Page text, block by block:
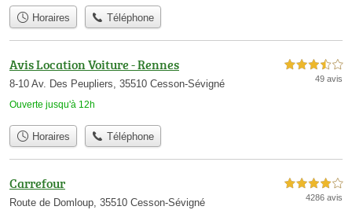
Horaires Téléphone
Avis Location Voiture - Rennes
8-10 Av. Des Peupliers, 35510 Cesson-Sévigné
Ouverte jusqu'à 12h
3,5 étoiles sur 5
49 avis
Horaires Téléphone
Carrefour
Route de Domloup, 35510 Cesson-Sévigné
4,0 étoiles sur 5
4286 avis